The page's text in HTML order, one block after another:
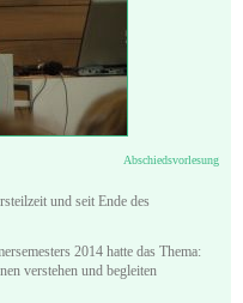
Abschiedsvorlesung
und seit Ende des
2014 hatte das Thema:
verstehen und begleiten